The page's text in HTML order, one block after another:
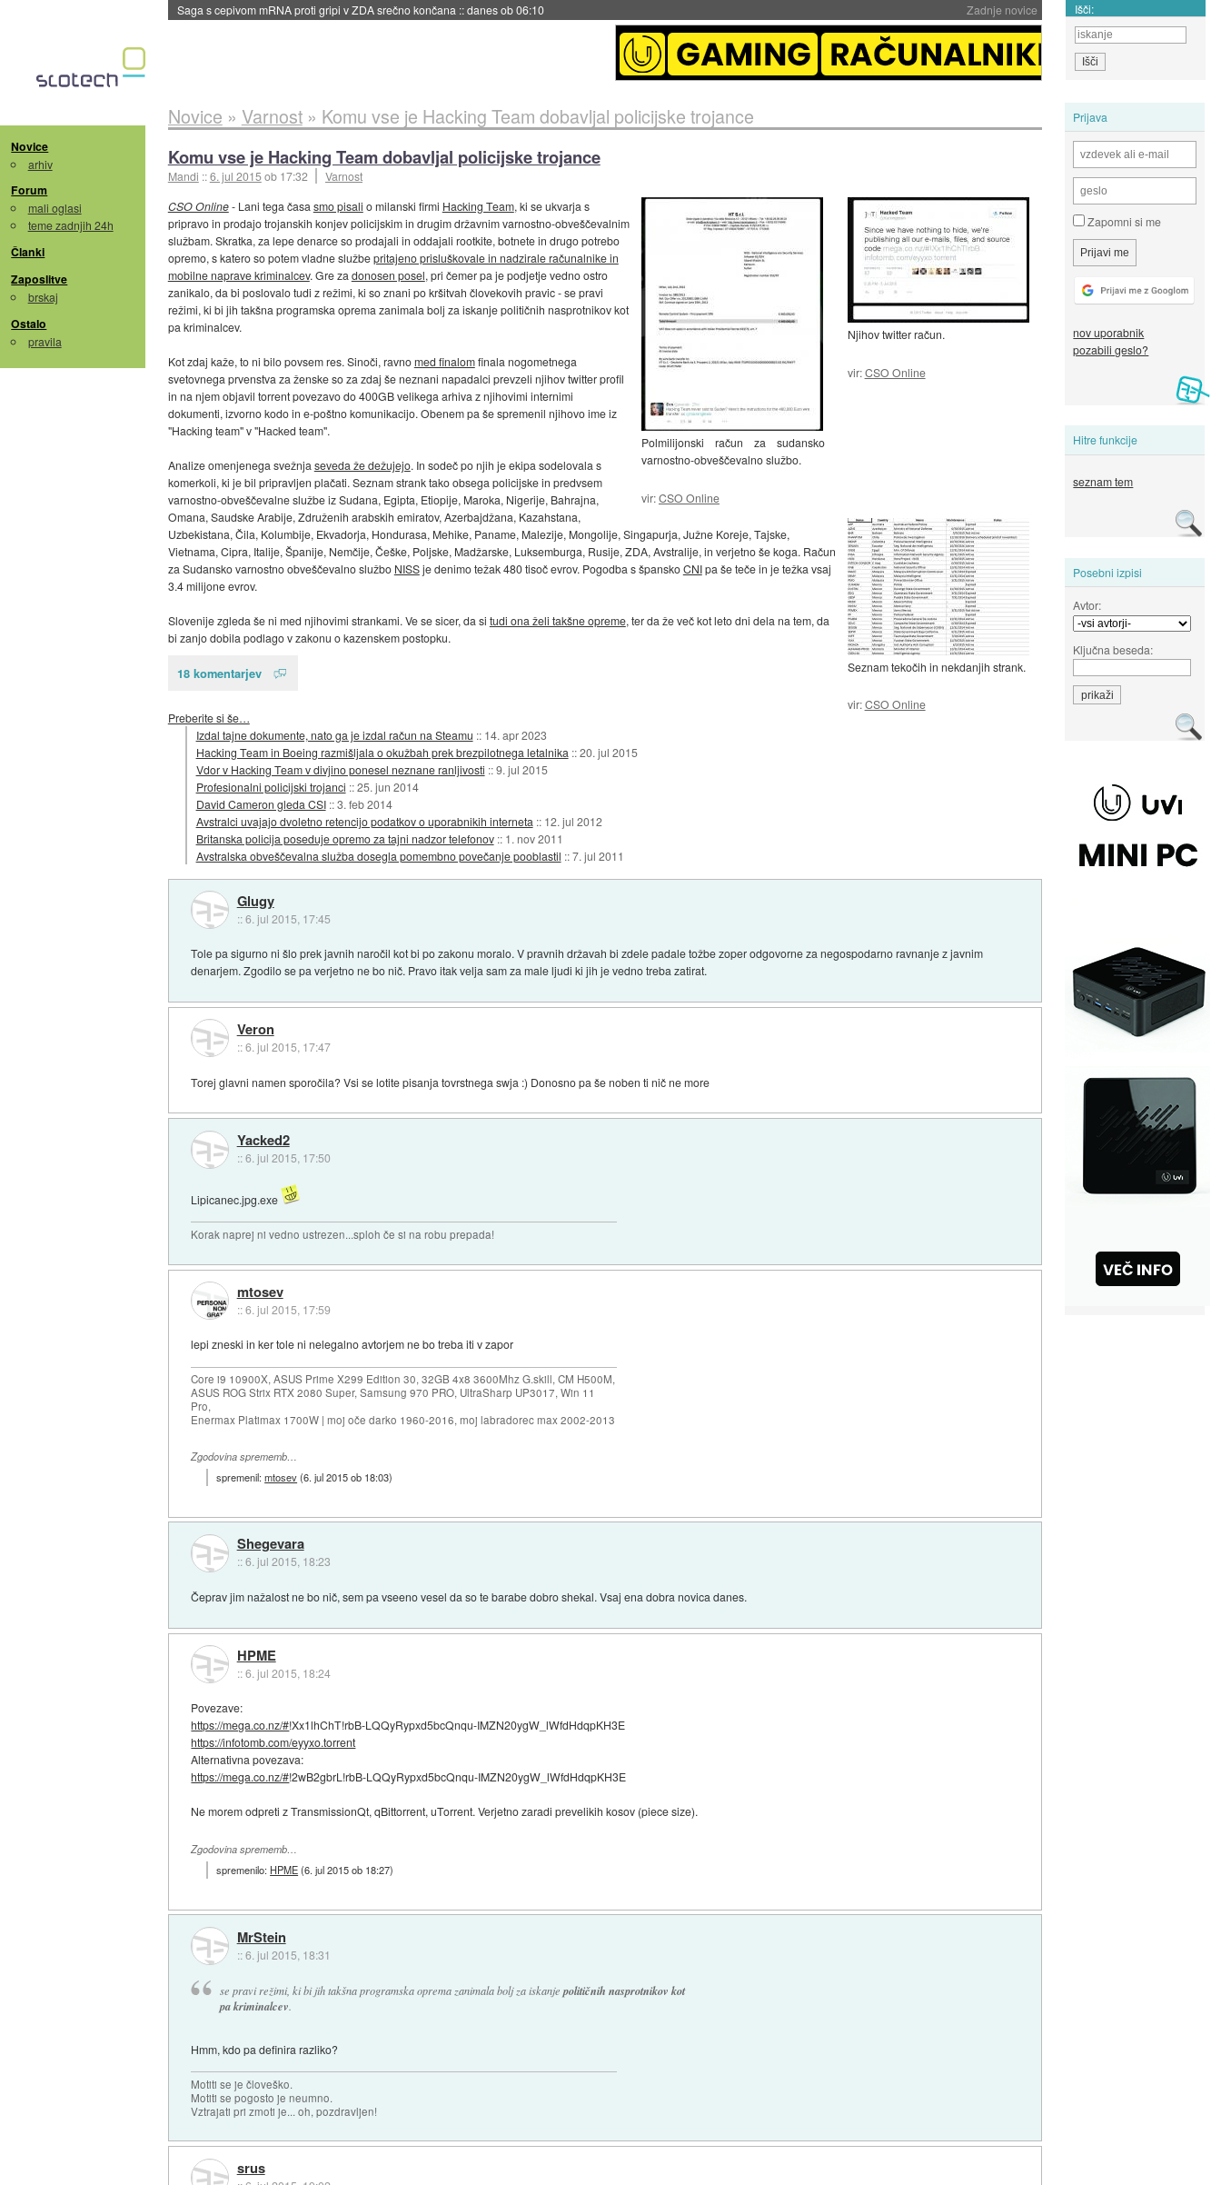
Zadnje novice
Saga s cepivom mRNA proti gripi v ZDA srečno končana ::danes ob 06:10 Išči:
Novice
arhiv
Forum
mali oglasi
teme zadnjih 24h
Članki
Zaposlitve
brskaj
Ostalo
pravila
Prijava
Zapomni si me
nov uporabnik
pozabili geslo?
Hitre funkcije
seznam tem
Posebni izpisi
Avtor:
Ključna beseda:
Novice » Varnost» Komu vse je Hacking Team dobavljal policijske trojance
Komu vse je Hacking Team dobavljal policijske trojance
Mandi ::6. jul 2015ob 17:32 Varnost
Njihov twitter račun.
vir:CSO Online
Polmilijonski račun za sudansko
varnostno-obveščevalno službo.
vir:CSO Online
Seznam tekočih in nekdanjih strank.
vir:CSO Online
CSO Online- Lani tega časa smo pisali o milanski firmi Hacking Team, ki se ukvarja s
pripravo in prodajo trojanskih konjev policijskim in drugim državnim varnostno-obveščevalnim
službam. Skratka, za lepe denarce so prodajali in oddajali rootkite, botnete in drugo potrebo
opremo, s katero so potem vladne službepritajeno prisluškovale in nadzirale računalnike in
mobilne naprave kriminalcev. Gre za donosen posel, pri čemer pa je podjetje vedno ostro
zanikalo, da bi poslovalo tudi z režimi, ki so znani po kršitvah človekovih pravic - se pravi
režimi, ki bi jih takšna programska oprema zanimala bolj za iskanje političnih nasprotnikov kot
pa kriminalcev.
Kot zdaj kaže, to ni bilo povsem res. Sinoči, ravnomed finalomfinala nogometnega
svetovnega prvenstva za ženske so za zdaj še neznani napadalci prevzeli njihov twitter profil
in na njem objavil torrent povezavo do 400GB velikega arhiva z njihovimi internimi
dokumenti, izvorno kodo in e-poštno komunikacijo. Obenem pa še spremenil njihovo ime iz
"Hacking team" v "Hacked team".
Analize omenjenega svežnja seveda že dežujejo. In sodeč po njih je ekipa sodelovala s
komerkoli, ki je bil pripravljen plačati. Seznam strank tako obsega policijske in predvsem
varnostno-obveščevalne službe iz Sudana, Egipta, Etiopije, Maroka, Nigerije, Bahrajna,
Omana, Saudske Arabije, Združenih arabskih emiratov, Azerbajdžana, Kazahstana,
Uzbekistana, Čila, Kolumbije, Ekvadorja, Hondurasa, Mehike, Paname, Malezije, Mongolije, Singapurja, Južne Koreje, Tajske,
Vietnama, Cipra, Italije, Španije, Nemčije, Češke, Poljske, Madžarske, Luksemburga, Rusije, ZDA, Avstralije, in verjetno še koga. Račun
za Sudansko varnostno obveščevalno službo NISSje denimo težak 480 tisoč evrov. Pogodba s španskoCNIpa še teče in je težka vsaj
3.4 milijone evrov.
Slovenije zgleda še ni med njihovimi strankami. Ve se sicer, da si tudi ona želi takšne opreme, ter da že več kot leto dni dela na tem, da
bi zanjo dobila podlago v zakonu o kazenskem postopku.
18 komentarjev
Preberite si še…
Izdal tajne dokumente, nato ga je izdal račun na Steamu :: 14. apr 2023
Hacking Team in Boeing razmišljala o okužbah prek brezpilotnega letalnika ::20. jul 2015
Vdor v Hacking Team v divjino ponesel neznane ranljivosti ::9. jul 2015
Profesionalni policijski trojanci ::25. jun 2014
David Cameron gleda CSI ::3. feb 2014
Avstralci uvajajo dvoletno retencijo podatkov o uporabnikih interneta :: 12. jul 2012
Britanska policija poseduje opremo za tajni nadzor telefonov :: 1. nov 2011
Avstralska obveščevalna služba dosegla pomembno povečanje pooblastil ::7. jul 2011
Glugy
::6. jul 2015, 17:45
Tole pa sigurno ni šlo prek javnih naročil kot bi po zakonu moralo. V pravnih državah bi zdele padale tožbe zoper odgovorne za negospodarno ravnanje z javnim
denarjem. Zgodilo se pa verjetno ne bo nič. Pravo itak velja sam za male ljudi ki jih je vedno treba zatirat.
Veron
::6. jul 2015, 17:47
Torej glavni namen sporočila? Vsi se lotite pisanja tovrstnega swja :) Donosno pa še noben ti nič ne more
Yacked2
::6. jul 2015, 17:50
Lipicanec.jpg.exe
Korak naprej ni vedno ustrezen...sploh če si na robu prepada!
mtosev
::6. jul 2015, 17:59
lepi zneski in ker tole ni nelegalno avtorjem ne bo treba iti v zapor
Core i9 10900X, ASUS Prime X299 Edition 30, 32GB 4x8 3600Mhz G.skill, CM H500M,
ASUS ROG Strix RTX 2080 Super, Samsung 970 PRO, UltraSharp UP3017, Win 11
Pro,
Enermax Platimax 1700W | moj oče darko 1960-2016, moj labradorec max 2002-2013
Zgodovina sprememb…
spremenil:mtosev(6. jul 2015 ob 18:03)
Shegevara
::6. jul 2015, 18:23
Čeprav jim nažalost ne bo nič, sem pa vseeno vesel da so te barabe dobro shekal. Vsaj ena dobra novica danes.
HPME
::6. jul 2015, 18:24
Povezave:
https://mega.co.nz/#!Xx1lhChT!rbB-LQQyRypxd5bcQnqu-IMZN20ygW_lWfdHdqpKH3E
https://infotomb.com/eyyxo.torrent
Alternativna povezava:
https://mega.co.nz/#!2wB2gbrL!rbB-LQQyRypxd5bcQnqu-IMZN20ygW_lWfdHdqpKH3E
Ne morem odpreti z TransmissionQt, qBittorrent, uTorrent. Verjetno zaradi prevelikih kosov (piece size).
Zgodovina sprememb…
spremenilo: HPME(6. jul 2015 ob 18:27)
MrStein
::6. jul 2015, 18:31
se pravi režimi, ki bi jih takšna programska oprema zanimala bolj za iskanje političnih nasprotnikov kot
pa kriminalcev
Hmm, kdo pa definira razliko?
Motiti se je človeško.
Motiti se pogosto je neumno.
Vztrajati pri zmoti je... oh, pozdravljen!
srus